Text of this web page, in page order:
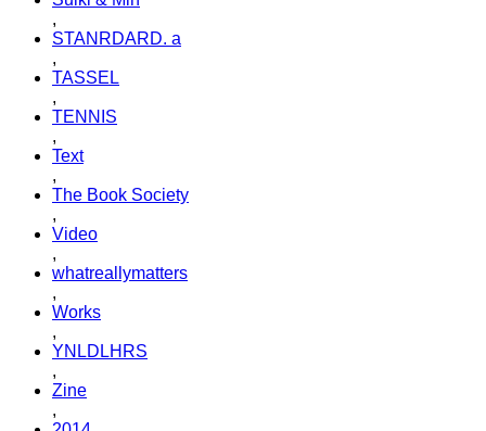
,
STANRDARD. a
,
TASSEL
,
TENNIS
,
Text
,
The Book Society
,
Video
,
whatreallymatters
,
Works
,
YNLDLHRS
,
Zine
,